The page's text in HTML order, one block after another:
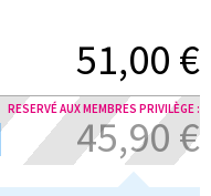
51,00 €
RESERVÉ AUX MEMBRES PRIVILÈGE :
45,90 €